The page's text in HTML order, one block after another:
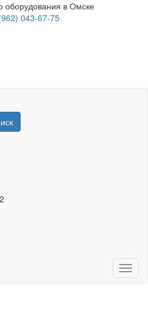
оборудования в Омске
043-67-75